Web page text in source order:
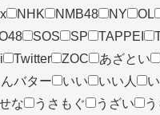
NHK NMB48 NY OL
SOS SP TAPPEI
Twitter ZOC あざとい
バター いい いい人
な うさもぐ うざい